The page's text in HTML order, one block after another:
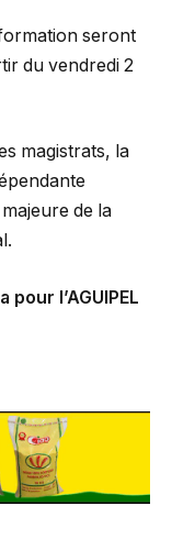
seront
du vendredi 2
magistrats, la
de la
l’AGUIPEL